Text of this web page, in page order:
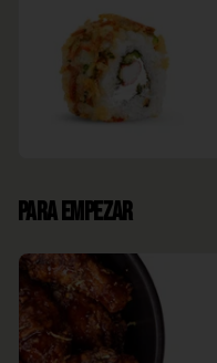
Para Empezar